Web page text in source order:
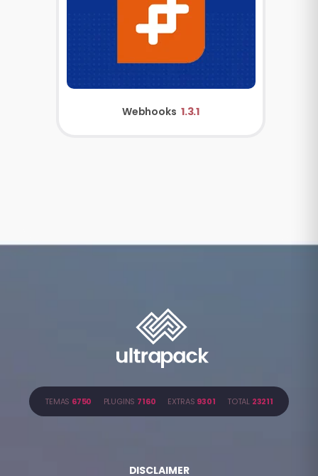
Webhooks 1.3.1
TEMAS 6750 PLUGINS 7160 EXTRAS 9301 TOTAL 23211
DISCLAIMER